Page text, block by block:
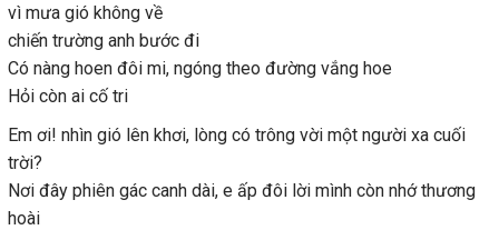
vì mưa gió không về
chiến trường anh bước đi
Có nàng hoen đôi mi, ngóng theo đường vắng hoe
Hỏi còn ai cố tri
Em ơi! nhìn gió lên khơi, lòng có trông vời một người xa cuối
trời?
Nơi đây phiên gác canh dài, e ấp đôi lời mình còn nhớ thương
hoài